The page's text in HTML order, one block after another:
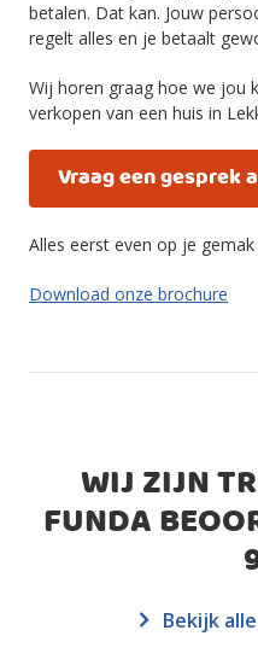
betalen. Dat kan. Jouw
regelt alles en je betaalt
Wij horen graag hoe we jou
verkopen van een huis in
Vraag een gesprek
Alles eerst even op je gemak
Download onze brochure
WIJ ZIJN
FUNDA
Bekijk